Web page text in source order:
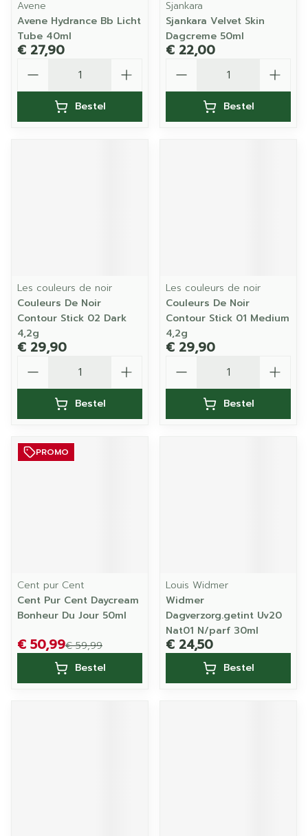
Avene
Avene Hydrance Bb Licht
Tube 40ml
€ 27,90
Bestel
Sjankara
Sjankara Velvet Skin
Dagcreme 50ml
€ 22,00
Bestel
Les couleurs de noir
Couleurs De Noir
Contour Stick 02 Dark
4,2g
€ 29,90
Bestel
Les couleurs de noir
Couleurs De Noir
Contour Stick 01 Medium
4,2g
€ 29,90
Bestel
PROMO
Cent pur Cent
Cent Pur Cent Daycream
Bonheur Du Jour 50ml
€ 59,99
€ 50,99
Bestel
Louis Widmer
Widmer
Dagverzorg.getint Uv20
Nat01 N/parf 30ml
€ 24,50
Bestel